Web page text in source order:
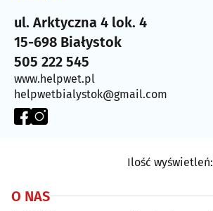
ul. Arktyczna 4 lok. 4
15-698 Białystok
505 222 545
www.helpwet.pl
helpwetbialystok@gmail.com
Ilość wyświetleń:
O NAS